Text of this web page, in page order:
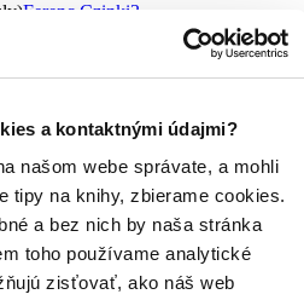
a kontaktnými údajmi?
našom webe správate, a mohli
tipy na knihy, zbierame cookies.
a bez nich by naša stránka
toho používame analytické
zisťovať, ako náš web
Ferenc Czinki3
8
5
3
3